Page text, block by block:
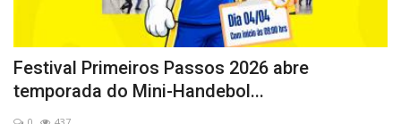
Festival Primeiros Passos 2026 abre
temporada do Mini-Handebol...